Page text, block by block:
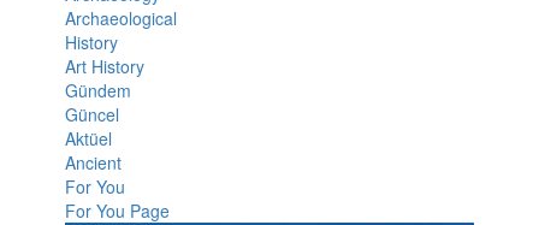
Archaeological
History
Art History
Gündem
Güncel
Aktüel
Ancient
For You
For You Page